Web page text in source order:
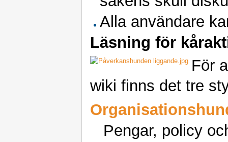
Alla användare
Läsning för
För
wiki finns det tre
Pengar, policy